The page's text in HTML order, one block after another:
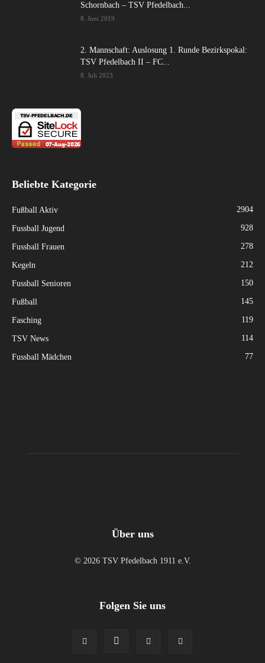
Schornbach – TSV Pfedelbach...
8. Juni 2019
2. Mannschaft: Auslosung 1. Runde Bezirkspokal:
TSV Pfedelbach II – FC...
8. Juli 2023
Beliebte Kategorie
Fußball Aktiv 2904
Fussball Jugend 928
Fussball Frauen 278
Kegeln 212
Fussball Senioren 150
Fußball 145
Fasching 119
TSV News 114
Fussball Mädchen 77
Über uns
© 2026 TSV Pfedelbach 1911 e.V.
Folgen Sie uns